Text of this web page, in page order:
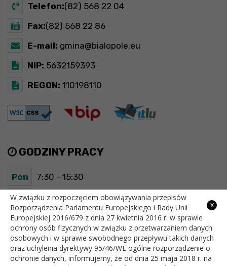
Telefon:(82) 568 22 04
Fax:(82) 568 22 86
E-mail: gmina@bialopole.eu
NIP: 5632159393
REGON: 110198110
GODZINY PRACY
Pon 7:30 - 15:30
Wt 7:30 - 15:30
Śr 7:30 - 15:30
Czw 7:30 - 15:30
Pt 7:30 - 15:30
x
W związku z rozpoczęciem obowiązywania przepisów
Rozporządzenia Parlamentu Europejskiego i Rady Unii
Europejskiej 2016/679 z dnia 27 kwietnia 2016 r. w sprawie
ochrony osób fizycznych w związku z przetwarzaniem danych
osobowych i w sprawie swobodnego przepływu takich danych
oraz uchylenia dyrektywy 95/46/WE ogólne rozporządzenie o
ochronie danych, informujemy, że od dnia 25 maja 2018 r. na